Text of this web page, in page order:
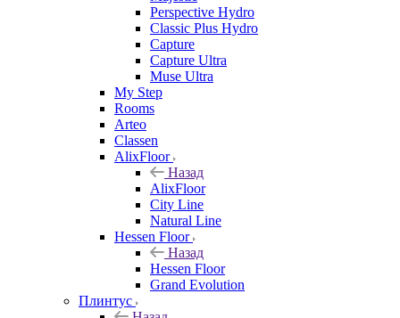
Perspective Hydro
Classic Plus Hydro
Capture
Capture Ultra
Muse Ultra
My Step
Rooms
Arteo
Classen
AlixFloor
Назад
AlixFloor
City Line
Natural Line
Hessen Floor
Назад
Hessen Floor
Grand Evolution
Плинтус